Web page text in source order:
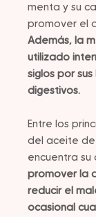
menta y su
promover el
Además, la
utilizado
siglos por
digestivos.
Entre los
del aceite
encuentra
promover la
reducir el
ocasional